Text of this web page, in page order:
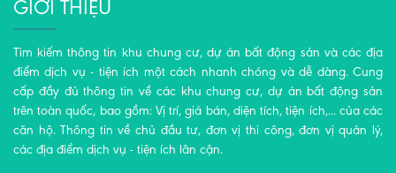
GIỚI THIỆU
Tìm kiếm thông tin khu chung cư, dự án bất động sản và các địa
điểm dịch vụ - tiện ích một cách nhanh chóng và dễ dàng. Cung
cấp đầy đủ thông tin về các khu chung cư, dự án bất động sản
trên toàn quốc, bao gồm: Vị trí, giá bán, diện tích, tiện ích,... của các
căn hộ. Thông tin về chủ đầu tư, đơn vị thi công, đơn vị quản lý,
các địa điểm dịch vụ - tiện ích lân cận.